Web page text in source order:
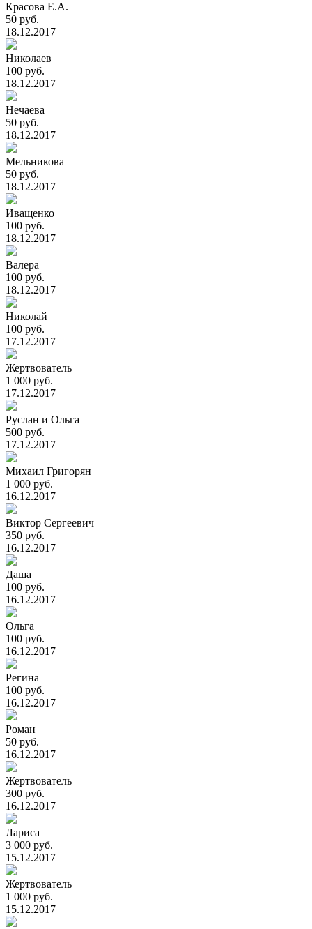
Красова Е.А.
50 руб.
18.12.2017
Николаев
100 руб.
18.12.2017
Нечаева
50 руб.
18.12.2017
Мельникова
50 руб.
18.12.2017
Иващенко
100 руб.
18.12.2017
Валера
100 руб.
18.12.2017
Николай
100 руб.
17.12.2017
Жертвователь
1 000 руб.
17.12.2017
Руслан и Ольга
500 руб.
17.12.2017
Михаил Григорян
1 000 руб.
16.12.2017
Виктор Сергеевич
350 руб.
16.12.2017
Даша
100 руб.
16.12.2017
Ольга
100 руб.
16.12.2017
Регина
100 руб.
16.12.2017
Роман
50 руб.
16.12.2017
Жертвователь
300 руб.
16.12.2017
Лариса
3 000 руб.
15.12.2017
Жертвователь
1 000 руб.
15.12.2017